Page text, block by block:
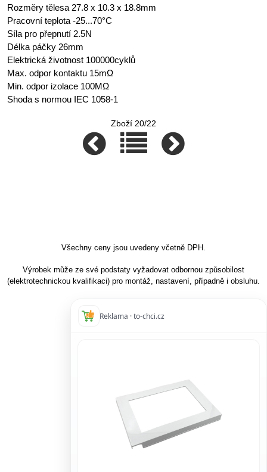
Rozměry tělesa 27.8 x 10.3 x 18.8mm
Pracovní teplota -25...70°C
Síla pro přepnutí 2.5N
Délka páčky 26mm
Elektrická životnost 100000cyklů
Max. odpor kontaktu 15mΩ
Min. odpor izolace 100MΩ
Shoda s normou IEC 1058-1
Zboží 20/22
Všechny ceny jsou uvedeny včetně DPH.
Výrobek může ze své podstaty vyžadovat odbornou způsobilost
(elektrotechnickou kvalifikaci) pro montáž, nastavení, případně i obsluhu.
Reklama · to-chci.cz